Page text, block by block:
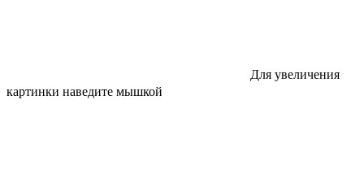
Для увеличения
картинки наведите мышкой